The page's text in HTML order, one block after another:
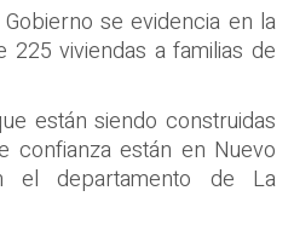
se evidencia en la
viviendas a familias de
están siendo construidas
están en Nuevo
el departamento de La